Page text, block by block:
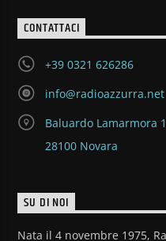
CONTATTACI
+39 0321 626286
info@radioazzurra.net
Baluardo Lamarmora
28100 Novara
SU DI NOI
Nata il 4 novembre 1975,